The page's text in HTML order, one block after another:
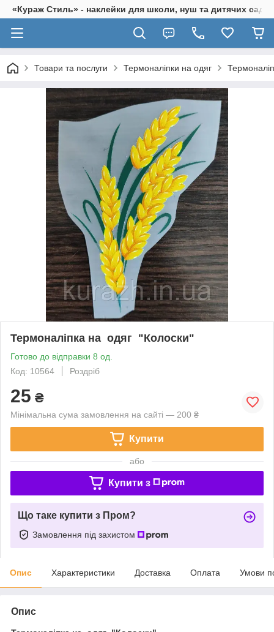
«Кураж Стиль» - наклейки для школи, нуш та дитячих
Товари та послуги Термоналіпки на одяг
Термоналіпка на одяг "Колоски"
Готово до відправки 8 од.
Код: 10564
Роздріб
25 ₴
Мінімальна сума замовлення на сайті — 200 ₴
Купити
або
Купити з
Що таке купити з Пром?
Замовлення під захистом
Опис Характеристики Доставка Оплата Умови
Опис